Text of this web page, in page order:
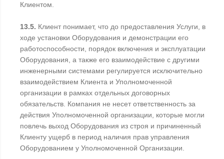
Клиентом.
13.5. Клиент понимает, что до предоставления Услуги, в
ходе установки Оборудования и демонстрации его
работоспособности, порядок включения и эксплуатации
Оборудования, а также его взаимодействие с другими
инженерными системами регулируется исключительно
взаимодействием Клиента и Уполномоченной
организации в рамках отдельных договорных
обязательств. Компания не несет ответственность за
действия Уполномоченной организации, которые могли
повлечь выход Оборудования из строя и причиненный
Клиенту ущерб в период наличия прав управления
Оборудованием у Уполномоченной Организации.